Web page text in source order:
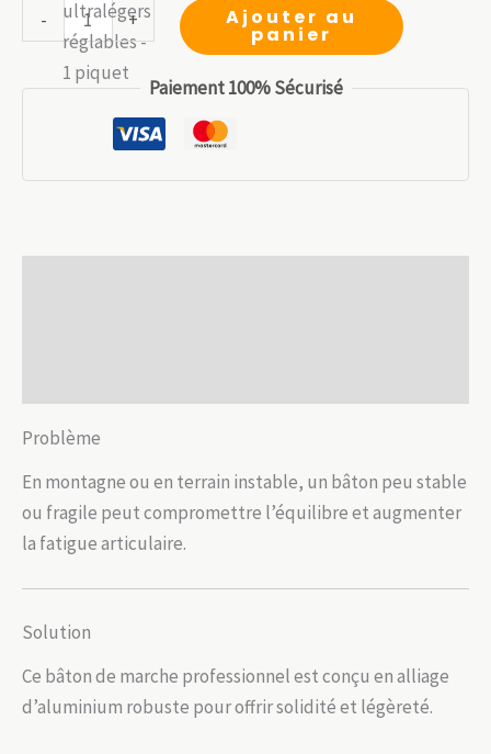
initial actuel
est :
-
quantité
de
Bâton
+ Ajouter au
panier
Paiement 100% Sécurisé
Problème
En montagne ou en terrain instable, un bâton peu stable
ou fragile peut compromettre l’équilibre et augmenter
la fatigue articulaire.
Solution
Ce bâton de marche professionnel est conçu en alliage
d’aluminium robuste pour offrir solidité et légèreté.